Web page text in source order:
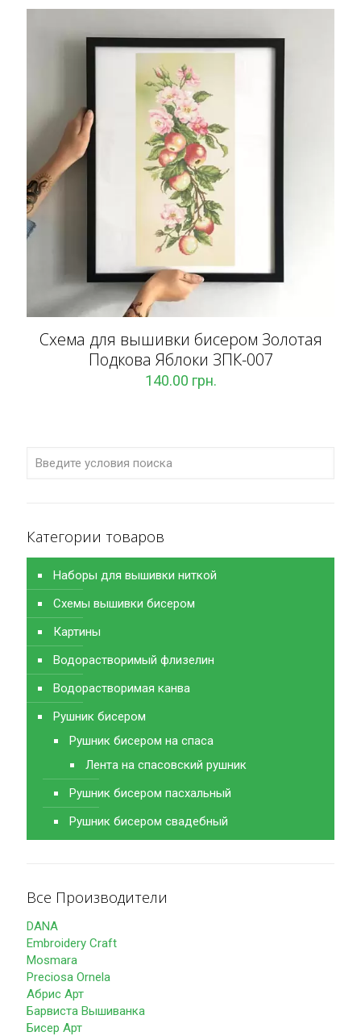
Схема для вышивки бисером Золотая
Подкова Яблоки ЗПК-007
140.00 грн.
Категории товаров
Наборы для вышивки ниткой
Схемы вышивки бисером
Картины
Водорастворимый флизелин
Водорастворимая канва
Рушник бисером
Рушник бисером на спаса
Лента на спасовский рушник
Рушник бисером пасхальный
Рушник бисером свадебный
Все Производители
DANA
Embroidery Craft
Mosmara
Preciosa Ornela
Абрис Арт
Барвиста Вышиванка
Бисер Арт